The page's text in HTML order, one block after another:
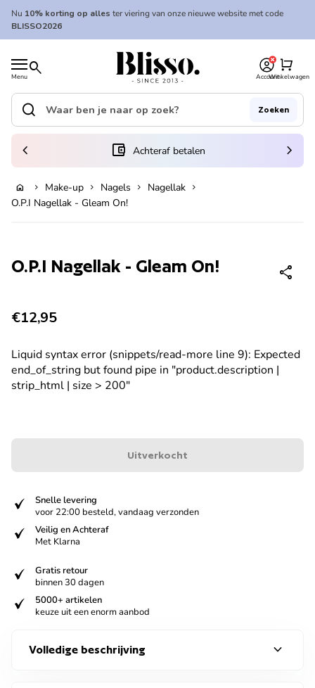
Uitverkocht
Overslaan naar inhoud
Nu 10% korting op alles ter viering van onze nieuwe website met code
BLISSO2026
Menu search
Home
AccountWinkelwagen
shopping_cart
Home
Zoek op"
search Zoeken
(link opent in nieuw tabblad/venster)
account_balance_wallet Achteraf betalen
chevron_left chevron_right
home chevron_right Make-up chevron_right Nagels chevron_right Nagellak chevron_right
O.P.I Nagellak - Gleam On!
O.P.I Nagellak - Gleam On! share
Normale prijs
€12,95
Liquid syntax error (snippets/read-more line 9): Expected
end_of_string but found pipe in "product.description |
strip_html | size > 200"
Uitverkocht
verified
Snelle levering
voor 22:00 besteld, vandaag verzonden
verified
Veilig en Achteraf
Met Klarna
verified
Gratis retour
binnen 30 dagen
verified
5000+ artikelen
keuze uit een enorm aanbod
Volledige beschrijving expand_more